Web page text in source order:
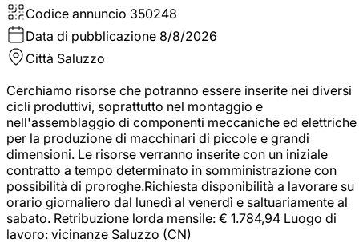
Codice annuncio 350248
Data di pubblicazione 8/8/2026
Città Saluzzo
Cerchiamo risorse che potranno essere inserite nei diversi
cicli produttivi, soprattutto nel montaggio e
nell'assemblaggio di componenti meccaniche ed elettriche
per la produzione di macchinari di piccole e grandi
dimensioni. Le risorse verranno inserite con un iniziale
contratto a tempo determinato in somministrazione con
possibilità di proroghe.Richiesta disponibilità a lavorare su
orario giornaliero dal lunedì al venerdì e saltuariamente al
sabato. Retribuzione lorda mensile: € 1.784,94 Luogo di
lavoro: vicinanze Saluzzo (CN)